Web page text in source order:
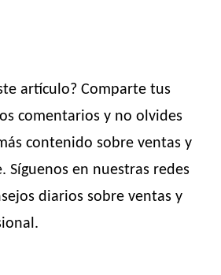
artículo? Comparte tus
comentarios y no olvides
contenido sobre ventas y
Síguenos en nuestras redes
diarios sobre ventas y